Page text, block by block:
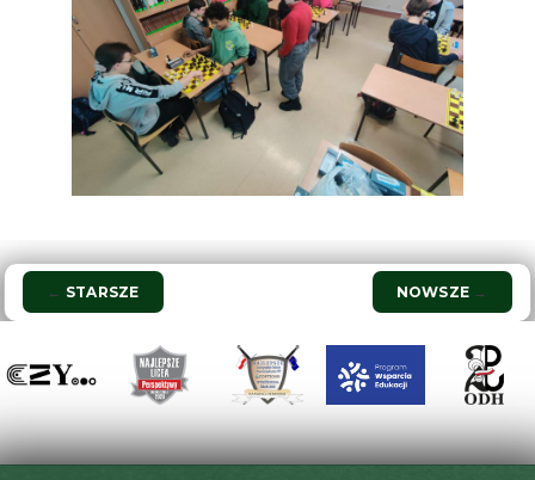
Nawigacja
wpisu
← STARSZE NOWSZE →